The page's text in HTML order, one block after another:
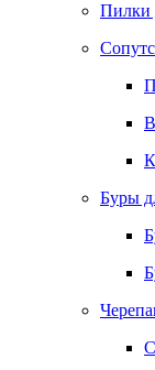
Пилки
Буры